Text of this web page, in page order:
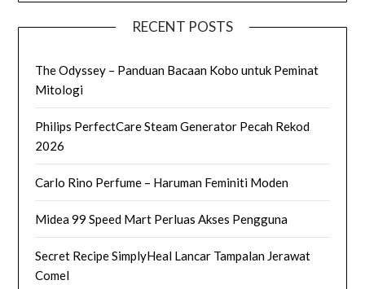
RECENT POSTS
The Odyssey – Panduan Bacaan Kobo untuk Peminat
Mitologi
Philips PerfectCare Steam Generator Pecah Rekod
2026
Carlo Rino Perfume – Haruman Feminiti Moden
Midea 99 Speed Mart Perluas Akses Pengguna
Secret Recipe SimplyHeal Lancar Tampalan Jerawat
Comel